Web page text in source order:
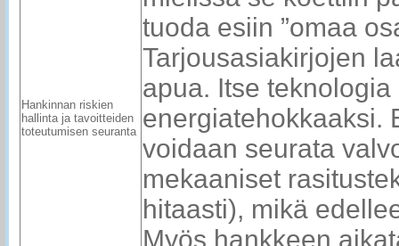
Hankinnan riskien
hallinta ja tavoitteiden
toteutumisen seuranta
tuoda esiin ”omaa
Tarjousasiakirjojen
apua. Itse
energiatehokkaaksi.
voidaan seurata
mekaaniset
hitaasti), mikä
Myös hankkeen